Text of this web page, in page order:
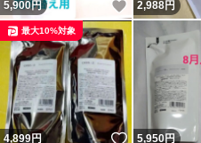
5,900円 いいね！
2,988円
4,899円 いいね！
最大10%対象
5,950円